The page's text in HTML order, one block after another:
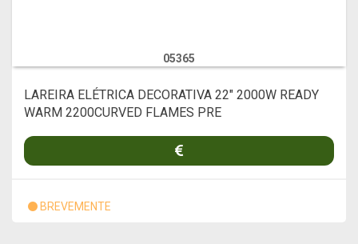
05365
LAREIRA ELÉTRICA DECORATIVA 22" 2000W READY
WARM 2200CURVED FLAMES PRE
BREVEMENTE